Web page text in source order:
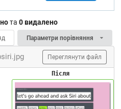
та 0 видалено
Параметри порівняння
Переглянути файл
Після